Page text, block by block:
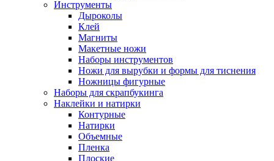
Инструменты
Дыроколы
Клей
Магниты
Макетные ножи
Наборы инструментов
Ножи для вырубки и формы для тиснения
Ножницы фигурные
Наборы для скрапбукинга
Наклейки и натирки
Контурные
Натирки
Объемные
Пленка
Плоские